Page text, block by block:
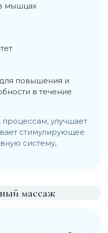
мышцах
повышения и
в течение
улучшает
стимулирующее
систему,
массаж